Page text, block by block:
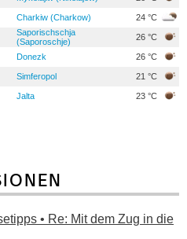
Charkiw (Charkow) 24 °C
Saporischschja
(Saporoschje)
26 °C
Donezk 26 °C
Simferopol 21 °C
Jalta
23 °C
• Re: Mit dem Zug in die